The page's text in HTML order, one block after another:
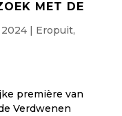
MET DE
2024| Eropuit,
première van
Verdwenen